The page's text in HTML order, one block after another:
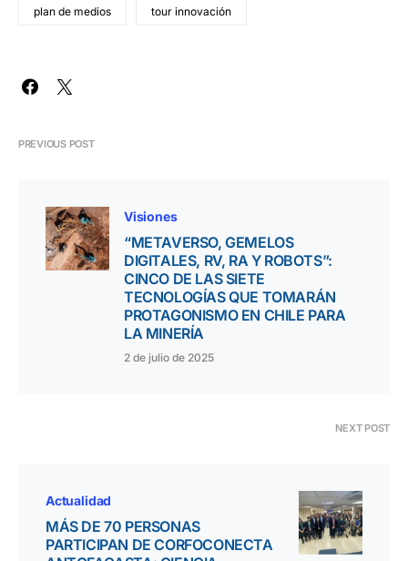
plan de medios tour innovación
PREVIOUS POST
Visiones
“METAVERSO, GEMELOS
DIGITALES, RV, RA Y ROBOTS”:
CINCO DE LAS SIETE
TECNOLOGÍAS QUE TOMARÁN
PROTAGONISMO EN CHILE PARA
LA MINERÍA
2 de julio de 2025
NEXT POST
Actualidad
MÁS DE 70 PERSONAS
PARTICIPAN DE CORFOCONECTA